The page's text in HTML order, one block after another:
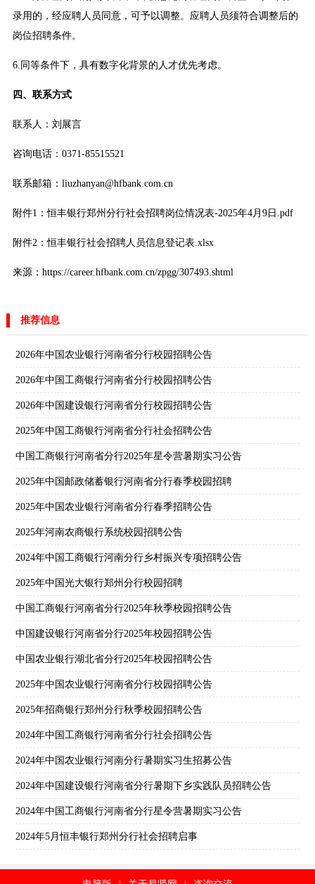
录用的，经应聘人员同意，可予以调整。应聘人员须符合调整后的
岗位招聘条件。
6.同等条件下，具有数字化背景的人才优先考虑。
四、联系方式
联系人：刘展言
咨询电话：0371-85515521
联系邮箱：liuzhanyan@hfbank.com.cn
附件1：恒丰银行郑州分行社会招聘岗位情况表-2025年4月9日.pdf
附件2：恒丰银行社会招聘人员信息登记表.xlsx
来源：https://career.hfbank.com.cn/zpgg/307493.shtml
推荐信息
2026年中国农业银行河南省分行校园招聘公告
2026年中国工商银行河南省分行校园招聘公告
2026年中国建设银行河南省分行校园招聘公告
2025年中国工商银行河南省分行社会招聘公告
中国工商银行河南省分行2025年星令营暑期实习公告
2025年中国邮政储蓄银行河南省分行春季校园招聘
2025年中国农业银行河南省分行春季招聘公告
2025年河南农商银行系统校园招聘公告
2024年中国工商银行河南分行乡村振兴专项招聘公告
2025年中国光大银行郑州分行校园招聘
中国工商银行河南省分行2025年秋季校园招聘公告
中国建设银行河南省分行2025年校园招聘公告
中国农业银行湖北省分行2025年校园招聘公告
2025年中国农业银行河南省分行校园招聘公告
2025年招商银行郑州分行秋季校园招聘公告
2024年中国工商银行河南省分行社会招聘公告
2024年中国农业银行河南分行暑期实习生招募公告
2024年中国建设银行河南省分行暑期下乡实践队员招聘公告
2024年中国工商银行河南省分行星令营暑期实习公告
2024年5月恒丰银行郑州分行社会招聘启事